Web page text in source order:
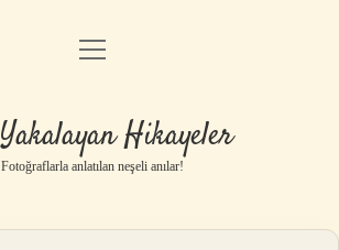
Anasayfa
Yasal Uyarı
menüyü
Hikayeler
Fotoğraflarla anlatılan neşeli anılar!